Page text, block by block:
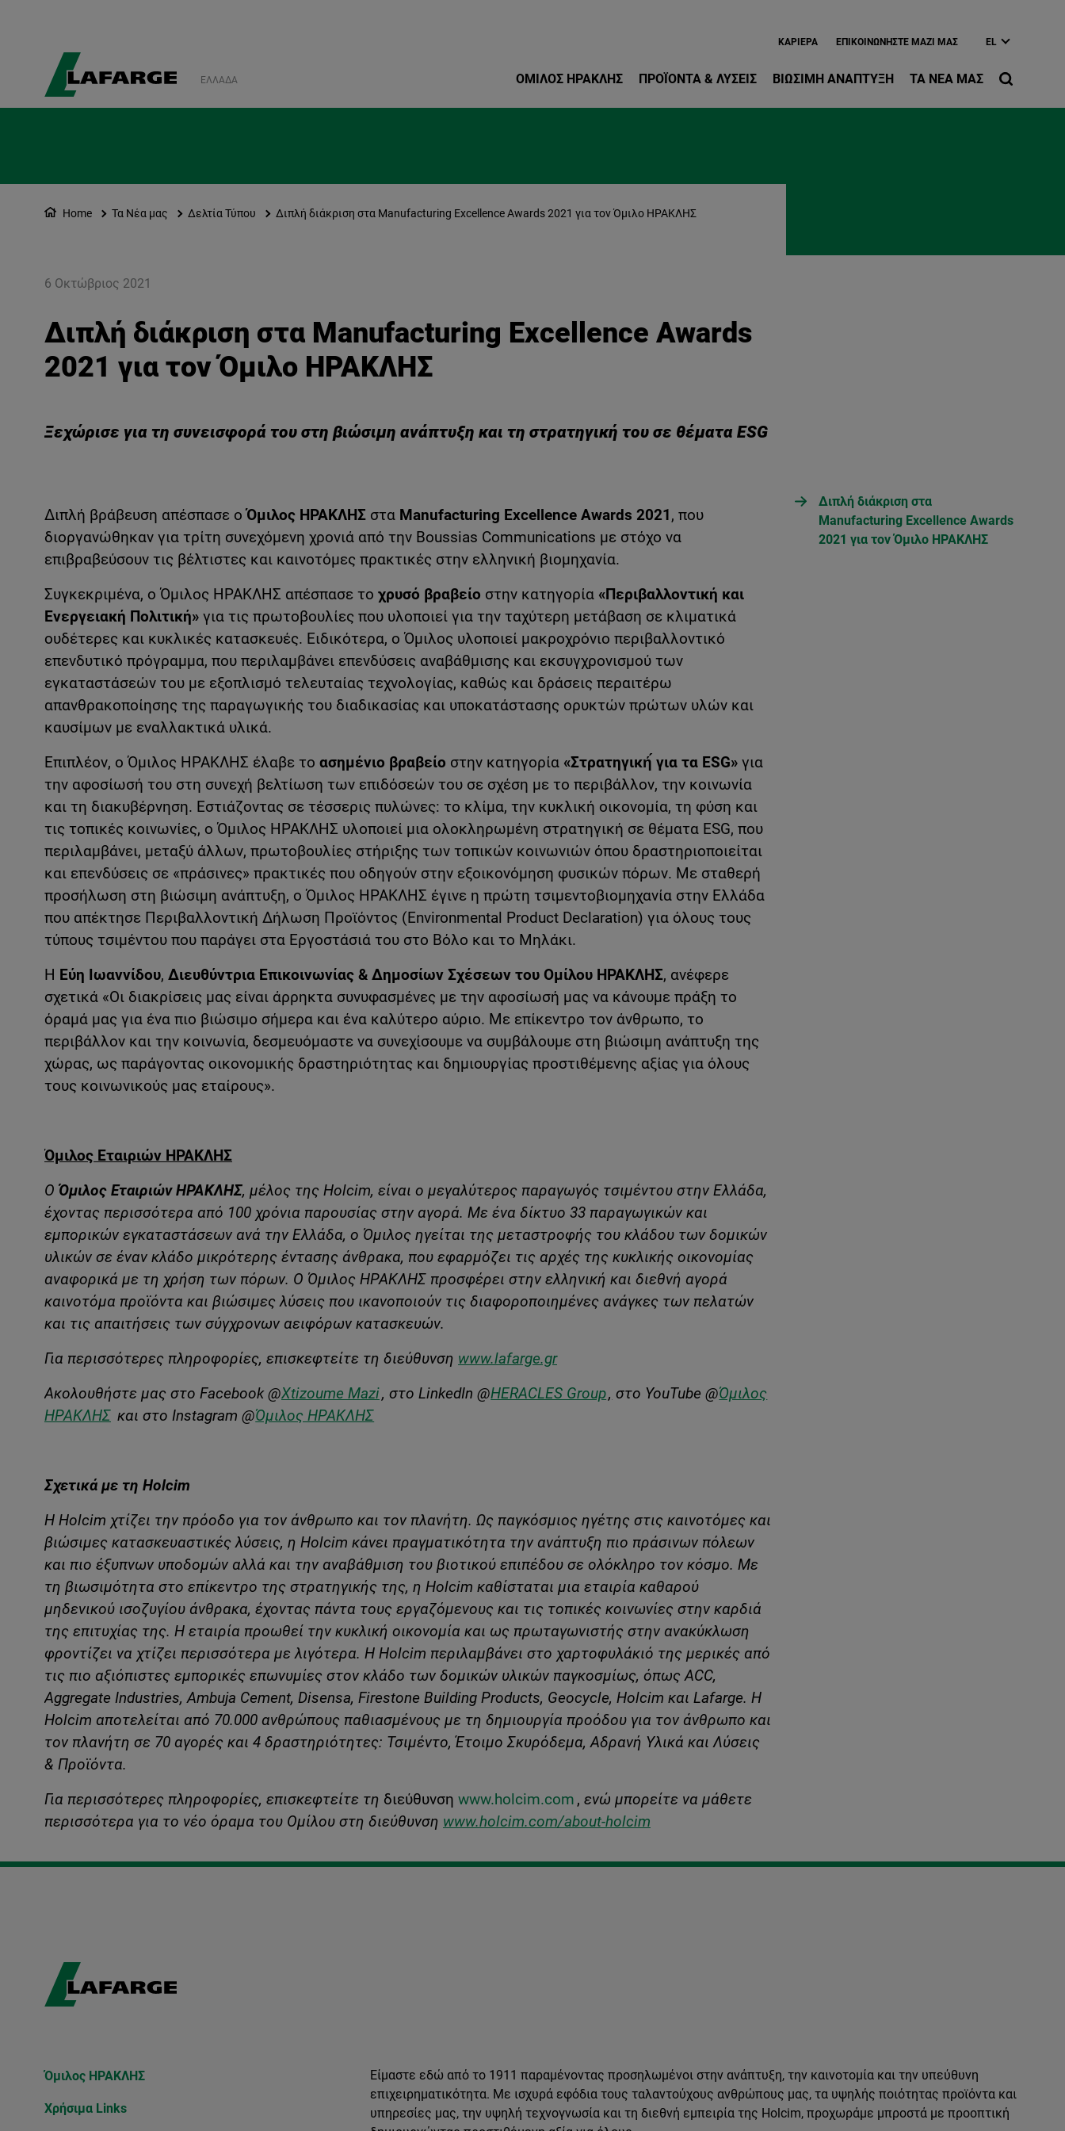
ΕΛΛΆΔΑ
ΚΑΡΙΈΡΑ EΠΙΚΟΙΝΩΝΉΣΤΕ ΜΑΖΊ ΜΑΣ EL
ΌΜΙΛΟΣ ΗΡΑΚΛΗΣ ΠΡΟΪΌΝΤΑ & ΛΎΣΕΙΣ ΒΙΏΣΙΜΗ ΑΝΆΠΤΥΞΗ ΤΑ ΝΈΑ ΜΑΣ
Home Τα Νέα μας Δελτία Τύπου Διπλή διάκριση στα Manufacturing Excellence Awards 2021 για τον Όμιλο ΗΡΑΚΛΗΣ
6 Οκτώβριος 2021
Διπλή διάκριση στα Manufacturing Excellence Awards
2021 για τον Όμιλο ΗΡΑΚΛΗΣ
Ξεχώρισε για τη συνεισφορά του στη βιώσιμη ανάπτυξη και τη στρατηγική του σε θέματα ESG
Διπλή βράβευση απέσπασε οΌμιλος ΗΡΑΚΛΗΣ στα Manufacturing Excellence Awards 2021, που
διοργανώθηκαν για τρίτη συνεχόμενη χρονιά από την Boussias Communications με στόχο να
επιβραβεύσουν τις βέλτιστες και καινοτόμες πρακτικές στην ελληνική βιομηχανία.
Συγκεκριμένα, ο Όμιλος ΗΡΑΚΛΗΣ απέσπασε το χρυσό βραβείο στην κατηγορία «Περιβαλλοντική και
Ενεργειακή Πολιτική» για τις πρωτοβουλίες που υλοποιεί για την ταχύτερη μετάβαση σε κλιματικά
ουδέτερες και κυκλικές κατασκευές. Ειδικότερα, ο Όμιλος υλοποιεί μακροχρόνιο περιβαλλοντικό
επενδυτικό πρόγραμμα, που περιλαμβάνει επενδύσεις αναβάθμισης και εκσυγχρονισμού των
εγκαταστάσεών του με εξοπλισμό τελευταίας τεχνολογίας, καθώς και δράσεις περαιτέρω
απανθρακοποίησης της παραγωγικής του διαδικασίας και υποκατάστασης ορυκτών πρώτων υλών και
καυσίμων με εναλλακτικά υλικά.
Επιπλέον, ο Όμιλος ΗΡΑΚΛΗΣ έλαβε το ασημένιο βραβείο στην κατηγορία «Στρατηγική́ για τα ESG» για
την αφοσίωσή του στη συνεχή βελτίωση των επιδόσεών του σε σχέση με το περιβάλλον, την κοινωνία
και τη διακυβέρνηση. Εστιάζοντας σε τέσσερις πυλώνες: το κλίμα, την κυκλική οικονομία, τη φύση και
τις τοπικές κοινωνίες, ο Όμιλος ΗΡΑΚΛΗΣ υλοποιεί μια ολοκληρωμένη στρατηγική σε θέματα ESG, που
περιλαμβάνει, μεταξύ άλλων, πρωτοβουλίες στήριξης των τοπικών κοινωνιών όπου δραστηριοποιείται
και επενδύσεις σε «πράσινες» πρακτικές που οδηγούν στην εξοικονόμηση φυσικών πόρων. Με σταθερή
προσήλωση στη βιώσιμη ανάπτυξη, ο Όμιλος ΗΡΑΚΛΗΣ έγινε η πρώτη τσιμεντοβιομηχανία στην Ελλάδα
που απέκτησε Περιβαλλοντική Δήλωση Προϊόντος (Environmental Product Declaration) για όλους τους
τύπους τσιμέντου που παράγει στα Εργοστάσιά του στο Βόλο και το Μηλάκι.
Η Εύη Ιωαννίδου, Διευθύντρια Επικοινωνίας & Δημοσίων Σχέσεων του Ομίλου ΗΡΑΚΛΗΣ, ανέφερε
σχετικά «Οι διακρίσεις μας είναι άρρηκτα συνυφασμένες με την αφοσίωσή μας να κάνουμε πράξη το
όραμά μας για ένα πιο βιώσιμο σήμερα και ένα καλύτερο αύριο. Με επίκεντρο τον άνθρωπο, το
περιβάλλον και την κοινωνία, δεσμευόμαστε να συνεχίσουμε να συμβάλουμε στη βιώσιμη ανάπτυξη της
χώρας, ως παράγοντας οικονομικής δραστηριότητας και δημιουργίας προστιθέμενης αξίας για όλους
τους κοινωνικούς μας εταίρους».
Όμιλος Εταιριών ΗΡΑΚΛΗΣ
Ο Όμιλος Εταιριών ΗΡΑΚΛΗΣ, μέλος της Holcim, είναι ο μεγαλύτερος παραγωγός τσιμέντου στην Ελλάδα,
έχοντας περισσότερα από 100 χρόνια παρουσίας στην αγορά. Με ένα δίκτυο 33 παραγωγικών και
εμπορικών εγκαταστάσεων ανά την Ελλάδα, ο Όμιλος ηγείται της μεταστροφής του κλάδου των δομικών
υλικών σε έναν κλάδο μικρότερης έντασης άνθρακα, που εφαρμόζει τις αρχές της κυκλικής οικονομίας
αναφορικά με τη χρήση των πόρων. Ο Όμιλος ΗΡΑΚΛΗΣ προσφέρει στην ελληνική και διεθνή αγορά
καινοτόμα προϊόντα και βιώσιμες λύσεις που ικανοποιούν τις διαφοροποιημένες ανάγκες των πελατών
και τις απαιτήσεις των σύγχρονων αειφόρων κατασκευών.
Για περισσότερες πληροφορίες, επισκεφτείτε τη διεύθυνση www.lafarge.gr
Ακολουθήστε μας στο Facebook@Xtizoume Mazi, στοLinkedIn @HERACLES Group, στο YouTube @Όμιλος
ΗΡΑΚΛΗΣ και στοInstagram @Όμιλος ΗΡΑΚΛΗΣ
Σχετικά με τη Holcim
Η Holcim χτίζει την πρόοδο για τον άνθρωπο και τον πλανήτη. Ως παγκόσμιος ηγέτης στις καινοτόμες και
βιώσιμες κατασκευαστικές λύσεις, η Holcim κάνει πραγματικότητα την ανάπτυξη πιο πράσινων πόλεων
και πιο έξυπνων υποδομών αλλά και την αναβάθμιση του βιοτικού επιπέδου σε ολόκληρο τον κόσμο. Με
τη βιωσιμότητα στο επίκεντρο της στρατηγικής της, η Holcim καθίσταται μια εταιρία καθαρού
μηδενικού ισοζυγίου άνθρακα, έχοντας πάντα τους εργαζόμενους και τις τοπικές κοινωνίες στην καρδιά
της επιτυχίας της. Η εταιρία προωθεί την κυκλική οικονομία και ως πρωταγωνιστής στην ανακύκλωση
φροντίζει να χτίζει περισσότερα με λιγότερα. Η Holcim περιλαμβάνει στο χαρτοφυλάκιό της μερικές από
τις πιο αξιόπιστες εμπορικές επωνυμίες στον κλάδο των δομικών υλικών παγκοσμίως, όπως ACC,
Aggregate Industries, Ambuja Cement, Disensa, Firestone Building Products, Geocycle, Holcim και Lafarge. Η
Holcim αποτελείται από 70.000 ανθρώπους παθιασμένους με τη δημιουργία προόδου για τον άνθρωπο και
τον πλανήτη σε 70 αγορές και 4 δραστηριότητες: Τσιμέντο, Έτοιμο Σκυρόδεμα, Αδρανή Υλικά και Λύσεις
& Προϊόντα.
Για περισσότερες πληροφορίες, επισκεφτείτε τη διεύθυνση www.holcim.com , ενώ μπορείτε να μάθετε
περισσότερα για το νέο όραμα του Ομίλου στη διεύθυνση www.holcim.com/about-holcim
Διπλή διάκριση στα
Manufacturing Excellence Awards
2021 για τον Όμιλο ΗΡΑΚΛΗΣ
Όμιλος ΗΡΑΚΛΗΣ
Χρήσιμα Links
Είμαστε εδώ από το 1911 παραμένοντας προσηλωμένοι στην ανάπτυξη, την καινοτομία και την υπεύθυνη
επιχειρηματικότητα. Με ισχυρά εφόδια τους ταλαντούχους ανθρώπους μας, τα υψηλής ποιότητας προϊόντα και
υπηρεσίες μας, την υψηλή τεχνογνωσία και τη διεθνή εμπειρία της Holcim, προχωράμε μπροστά με προοπτική